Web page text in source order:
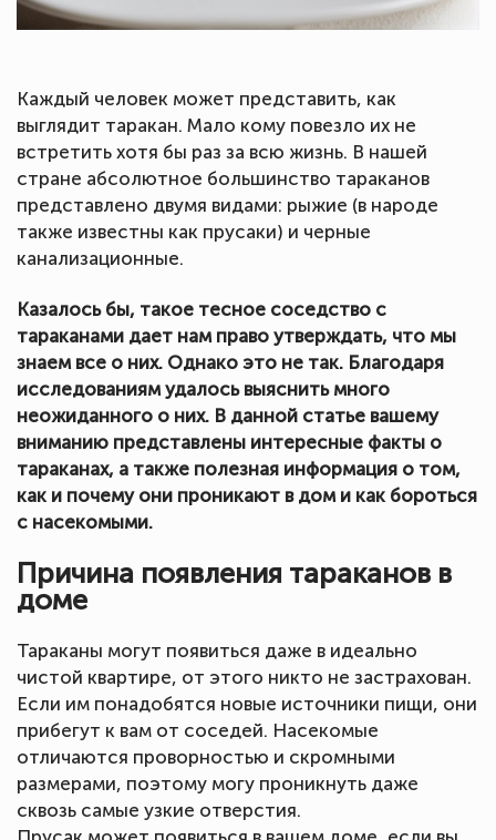
Каждый человек может представить, как
выглядит таракан. Мало кому повезло их не
встретить хотя бы раз за всю жизнь. В нашей
стране абсолютное большинство тараканов
представлено двумя видами: рыжие (в народе
также известны как прусаки) и черные
канализационные.
Казалось бы, такое тесное соседство с
тараканами дает нам право утверждать, что мы
знаем все о них. Однако это не так. Благодаря
исследованиям удалось выяснить много
неожиданного о них. В данной статье вашему
вниманию представлены интересные факты о
тараканах, а также полезная информация о том,
как и почему они проникают в дом и как бороться
с насекомыми.
Причина появления тараканов в
доме
Тараканы могут появиться даже в идеально
чистой квартире, от этого никто не застрахован.
Если им понадобятся новые источники пищи, они
прибегут к вам от соседей. Насекомые
отличаются проворностью и скромными
размерами, поэтому могу проникнуть даже
сквозь самые узкие отверстия.